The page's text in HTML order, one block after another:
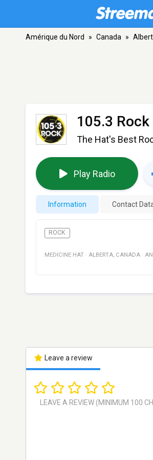
Amérique du Nord » Canada »
105.3 Rock
The Hat's Best
Play Radio
Information Contact
ROCK
MEDICINE HAT · ALBERTA, CANADA ·
Leave a review